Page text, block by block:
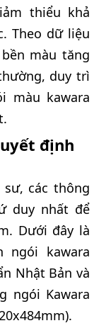
thiểu khả
Theo dữ liệu
màu tăng
duy trì
màu kawara
định
các thông
duy nhất để
Dưới đây là
ngói kawara
Nhật Bản và
ngói Kawara